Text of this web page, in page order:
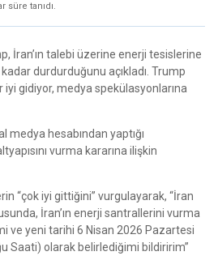
süre tanıdı.
İran’ın talebi üzerine enerji tesislerine
kadar durdurduğunu açıkladı. Trump
iyi gidiyor, medya spekülasyonlarına
medya hesabından yaptığı
vurma kararına ilişkin
“çok iyi gittiğini” vurgulayarak, “İran
İran’ın enerji santrallerini vurma
ve yeni tarihi 6 Nisan 2026 Pazartesi
Saati) olarak belirlediğimi bildiririm”